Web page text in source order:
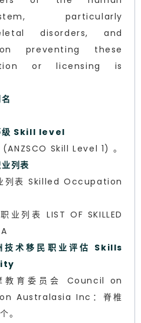
particularly
disorders, and
preventing these
or licensing is
级 Skill level
(ANZSCO Skill Level 1) 。
列表
列表 Skilled Occupation
业列表 LIST OF SKILLED
技术移民职业评估 Skills
教育委员会 Council on
Australasia Inc：脊椎
。